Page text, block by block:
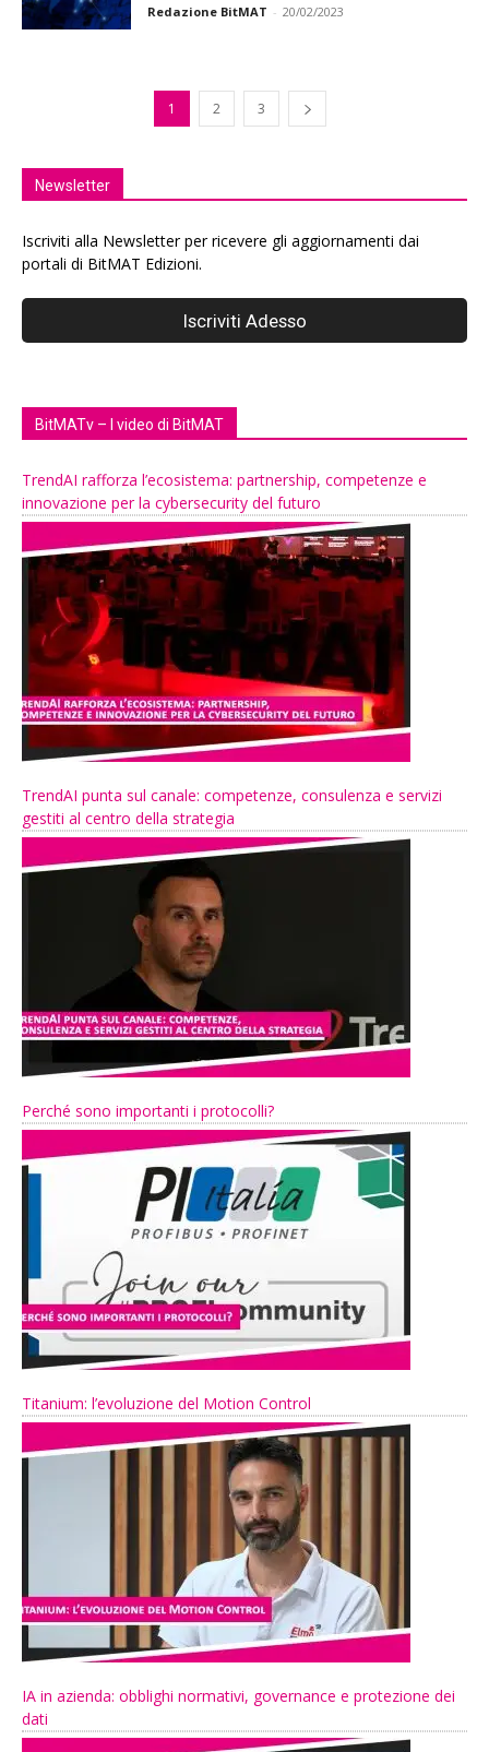
Redazione BitMAT - 20/02/2023
1 2 3
Newsletter
Iscriviti alla Newsletter per ricevere gli aggiornamenti dai
portali di BitMAT Edizioni.
BitMATv – I video di BitMAT
TrendAI rafforza l’ecosistema: partnership, competenze e
innovazione per la cybersecurity del futuro
TrendAI punta sul canale: competenze, consulenza e servizi
gestiti al centro della strategia
Perché sono importanti i protocolli?
Titanium: l’evoluzione del Motion Control
IA in azienda: obblighi normativi, governance e protezione dei
dati